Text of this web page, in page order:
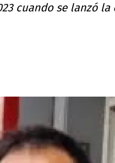
cuando se lanzó la